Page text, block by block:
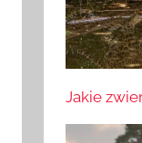
Jakie